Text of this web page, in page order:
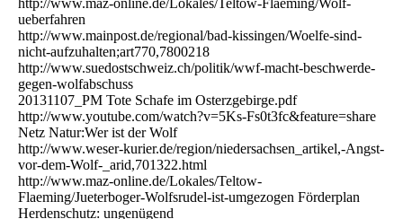
http://www.maz-online.de/Lokales/Teltow-Flaeming/Wolf-
ueberfahren
http://www.mainpost.de/regional/bad-kissingen/Woelfe-sind-
nicht-aufzuhalten;art770,7800218
http://www.suedostschweiz.ch/politik/wwf-macht-beschwerde-
gegen-wolfabschuss
20131107_PM Tote Schafe im Osterzgebirge.pdf
http://www.youtube.com/watch?v=5Ks-Fs0t3fc&feature=share
Netz Natur:Wer ist der Wolf
http://www.weser-kurier.de/region/niedersachsen_artikel,-Angst-
vor-dem-Wolf-_arid,701322.html
http://www.maz-online.de/Lokales/Teltow-
Flaeming/Jueterboger-Wolfsrudel-ist-umgezogen Förderplan
Herdenschutz: ungenügend